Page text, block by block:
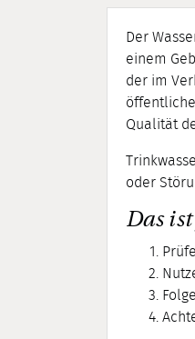
Der
einem
der im
Qualität
oder
Das